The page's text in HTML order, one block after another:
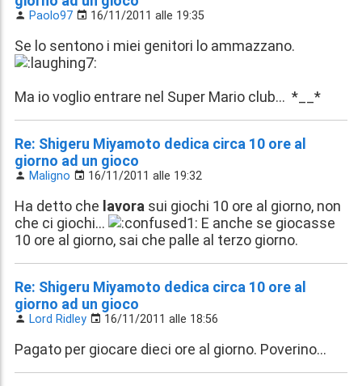
Paolo97 16/11/2011 alle 19:35
Se lo sentono i miei genitori lo ammazzano.
Ma io voglio entrare nel Super Mario club... *__*
Re: Shigeru Miyamoto dedica circa 10 ore al
giorno ad un gioco
Maligno 16/11/2011 alle 19:32
Ha detto che lavora sui giochi 10 ore al giorno, non
che ci giochi...
E anche se giocasse
10 ore al giorno, sai che palle al terzo giorno.
Re: Shigeru Miyamoto dedica circa 10 ore al
giorno ad un gioco
Lord Ridley 16/11/2011 alle 18:56
Pagato per giocare dieci ore al giorno. Poverino...